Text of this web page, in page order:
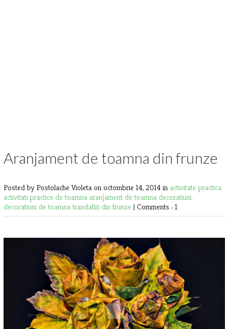
Aranjament de toamna din frunze
Posted by Postolache Violeta on octombrie 14, 2014 in activitate practica
activitati practice de toamna aranjament de toamna decoratiuni
decoratiuni de toamnatrandafiri din frunze | Comments : 1